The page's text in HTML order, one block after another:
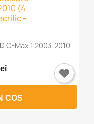
C-Max 1 2003-2010
COS